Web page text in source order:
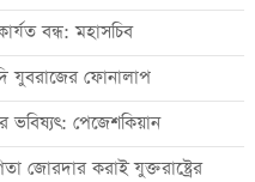
বন্ধ: মহাসচিব
যুবরাজের ফোনালাপ
ভবিষ্যৎ: পেজেশকিয়ান
জোরদার করাই যুক্তরাষ্ট্রের